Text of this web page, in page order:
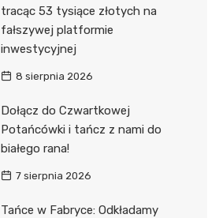
tracąc 53 tysiące złotych na
fałszywej platformie
inwestycyjnej
8 sierpnia 2026
Dołącz do Czwartkowej
Potańcówki i tańcz z nami do
białego rana!
7 sierpnia 2026
Tańce w Fabryce: Odkładamy